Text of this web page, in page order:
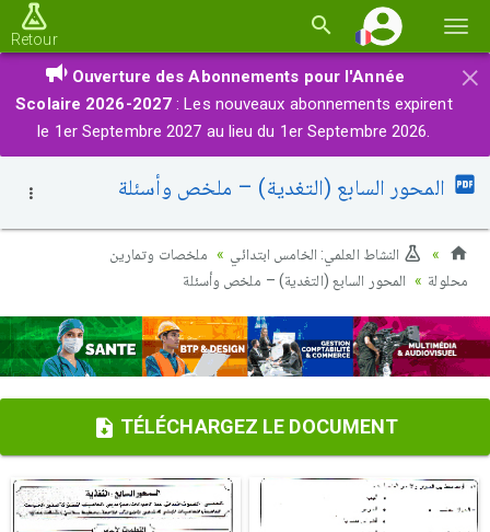
la
Retour
×
Ouverture des Abonnements pour l'Année
Scolaire 2026-2027 : Les nouveaux abonnements expirent
le 1er Septembre 2027 au lieu du 1er Septembre 2026.
المحور السابع (التغدية) – ملخص وأسئلة
النشاط العلمي: الخامس ابتدائي
ملخصات وتمارين
محلولة
المحور السابع (التغدية) – ملخص وأسئلة
TÉLÉCHARGEZ LE DOCUMENT